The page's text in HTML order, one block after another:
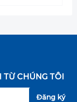
TỪ CHÚNG TÔI
Đăng ký